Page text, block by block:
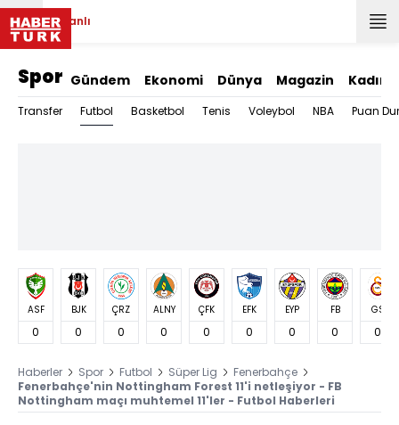
Canlı
Spor Gündem Ekonomi Dünya Magazin Kadın
Transfer Futbol Basketbol Tenis Voleybol NBA Puan
ASF
0
BJK
0
ÇRZ
0
ALNY
0
ÇFK
0
EFK
0
EYP
0
FB
0
GS
0
Haberler Spor Futbol Süper Lig
Fenerbahçe
Fenerbahçe'nin Nottingham Forest 11'i netleşiyor - FB
Nottingham maçı muhtemel 11'ler - Futbol Haberleri